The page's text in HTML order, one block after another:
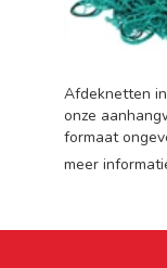
Afdeknetten
onze
formaat
meer